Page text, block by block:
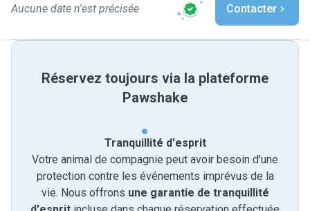
Aucune date n'est précisée Contacter
Réservez toujours via la plateforme
Pawshake
Tranquillité d'esprit
Votre animal de compagnie peut avoir besoin d'une
protection contre les événements imprévus de la
vie. Nous offrons une garantie de tranquillité